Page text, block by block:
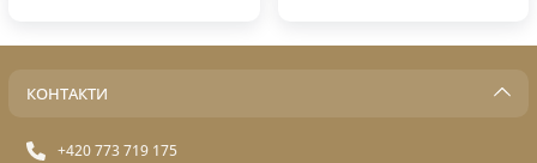
КОНТАКТИ
+420 773 719 175